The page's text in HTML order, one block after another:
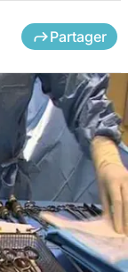
Partager